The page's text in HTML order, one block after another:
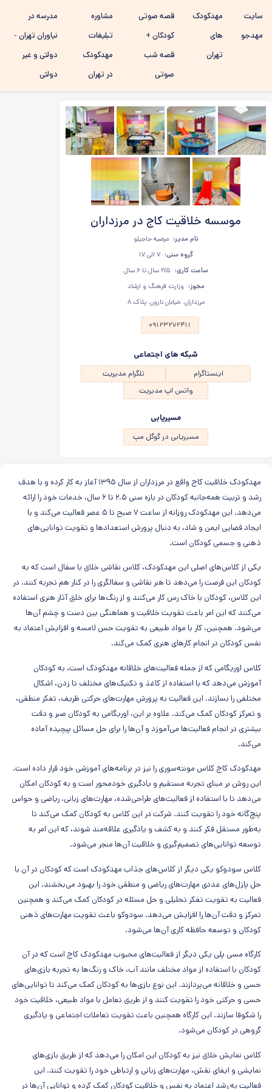
سایت
مهدجو
مهدکودک
های
تهران
قصه صوتی
کودکان +
قصه شب
صوتی
مشاوره
تبلیغات
مهدکودک
در تهران
مدرسه در
نیاوران تهران -
دولتی و غیر
دولتی
موسسه خلاقیت کاج در مرزداران
نام مدیر: مرضیه حاجیلو
گروه سنی: ۷ الی ۱۷
ساعت کاری: ۲/۵ سال تا ۶ سال
مجوز: وزارت فرهنگ و ارشاد
مرزداران، خیابان نارون، پلاک ۸
۰۹۱۲۳۲۷۲۴۱۱
شبکه های اجتماعی
اینستاگرام
تلگرام مدیریت
واتس اپ مدیریت
مسیریابی
مسیریابی در گوگل مپ
مهدکودک خلاقیت کاج واقع در مرزداران از سال ۱۳۹۵ آغاز به کار کرده و با هدف
رشد و تربیت همه‌جانبه کودکان در بازه سنی ۲.۵ تا ۶ سال، خدمات خود را ارائه
می‌دهد. این مهدکودک روزانه از ساعت ۷ صبح تا ۵ عصر فعالیت می‌کند و با
ایجاد فضایی ایمن و شاد، به دنبال پرورش استعدادها و تقویت توانایی‌های
ذهنی و جسمی کودکان است.
یکی از کلاس‌های اصلی این مهدکودک، کلاس نقاشی خلاق با سفال است که به
کودکان این فرصت را می‌دهد تا هنر نقاشی و سفالگری را در کنار هم تجربه کنند. در
این کلاس، کودکان با خاک رس کار می‌کنند و از رنگ‌ها برای خلق آثار هنری استفاده
می‌کنند که این امر باعث تقویت خلاقیت و هماهنگی بین دست و چشم آن‌ها
می‌شود. همچنین، کار با مواد طبیعی به تقویت حس لامسه و افزایش اعتماد به
نفس کودکان در انجام کارهای هنری کمک می‌کند.
کلاس اوریگامی که از جمله فعالیت‌های خلاقانه مهدکودک است، به کودکان
آموزش می‌دهد که با استفاده از کاغذ و تکنیک‌های مختلف تا زدن، اشکال
مختلفی را بسازند. این فعالیت به پرورش مهارت‌های حرکتی ظریف، تفکر منطقی،
و تمرکز کودکان کمک می‌کند. علاوه بر این، اوریگامی به کودکان صبر و دقت
بیشتری در انجام فعالیت‌ها می‌آموزد و آن‌ها را برای حل مسائل پیچیده آماده
می‌کند.
مهدکودک کاج کلاس مونته‌سوری را نیز در برنامه‌های آموزشی خود قرار داده است.
این روش بر مبنای تجربه مستقیم و یادگیری خودمحور است و به کودکان امکان
می‌دهد تا با استفاده از فعالیت‌های طراحی‌شده، مهارت‌های زبانی، ریاضی و حواس
پنج‌گانه خود را تقویت کنند. شرکت در این کلاس به کودکان کمک می‌کند تا
به‌طور مستقل فکر کنند و به کشف و یادگیری علاقه‌مند شوند، که این امر به
توسعه توانایی‌های تصمیم‌گیری و خلاقیت آن‌ها منجر می‌شود.
کلاس سودوکو یکی دیگر از کلاس‌های جذاب مهدکودک است که کودکان در آن با
حل پازل‌های عددی مهارت‌های ریاضی و منطقی خود را بهبود می‌بخشند. این
فعالیت به تقویت تفکر تحلیلی و حل مسئله در کودکان کمک می‌کند و همچنین
تمرکز و دقت آن‌ها را افزایش می‌دهد. سودوکو باعث تقویت مهارت‌های ذهنی
کودکان و توسعه حافظه کاری آن‌ها می‌شود.
کارگاه مسی پلی یکی دیگر از فعالیت‌های محبوب مهدکودک کاج است که در آن
کودکان با استفاده از مواد مختلف مانند آب، خاک و رنگ‌ها به تجربه بازی‌های
حسی و خلاقانه می‌پردازند. این نوع بازی‌ها به کودکان کمک می‌کند تا توانایی‌های
حسی و حرکتی خود را تقویت کنند و از طریق تعامل با مواد طبیعی، خلاقیت خود
را شکوفا سازند. این کارگاه همچنین باعث تقویت تعاملات اجتماعی و یادگیری
گروهی در کودکان می‌شود.
کلاس نمایش خلاق نیز به کودکان این امکان را می‌دهد که از طریق بازی‌های
نمایشی و ایفای نقش، مهارت‌های زبانی و ارتباطی خود را تقویت کنند. این
فعالیت به رشد اعتماد به نفس و خلاقیت کودکان کمک کرده و توانایی آن‌ها در